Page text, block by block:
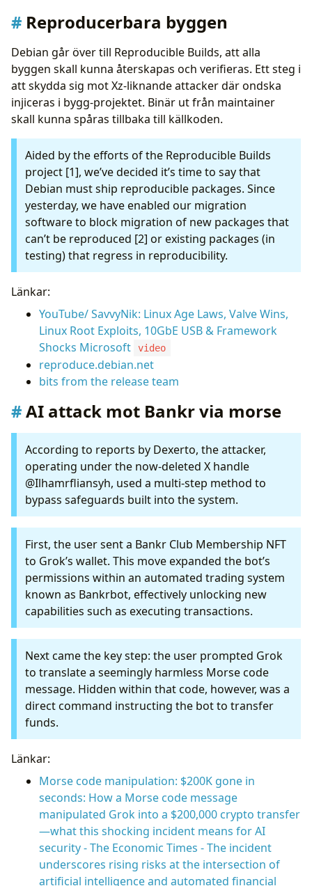
Reproducerbara byggen
Debian går över till Reproducible Builds, att alla
byggen skall kunna återskapas och verifieras. Ett steg i
att skydda sig mot Xz-liknande attacker där ondska
injiceras i bygg-projektet. Binär ut från maintainer
skall kunna spåras tillbaka till källkoden.
Aided by the efforts of the Reproducible Builds
project [1], we’ve decided it’s time to say that
Debian must ship reproducible packages. Since
yesterday, we have enabled our migration
software to block migration of new packages that
can’t be reproduced [2] or existing packages (in
testing) that regress in reproducibility.
Länkar:
YouTube/ SavvyNik: Linux Age Laws, Valve Wins,
Linux Root Exploits, 10GbE USB & Framework
Shocks Microsoft
video
reproduce.debian.net
bits from the release team
AI attack mot Bankr via morse
According to reports by Dexerto, the attacker,
operating under the now-deleted X handle
@Ilhamrfliansyh, used a multi-step method to
bypass safeguards built into the system.
First, the user sent a Bankr Club Membership NFT
to Grok’s wallet. This move expanded the bot’s
permissions within an automated trading system
known as Bankrbot, effectively unlocking new
capabilities such as executing transactions.
Next came the key step: the user prompted Grok
to translate a seemingly harmless Morse code
message. Hidden within that code, however, was a
direct command instructing the bot to transfer
funds.
Länkar:
Morse code manipulation: $200K gone in
seconds: How a Morse code message
manipulated Grok into a $200,000 crypto transfer
—what this shocking incident means for AI
security - The Economic Times - The incident
underscores rising risks at the intersection of
artificial intelligence and automated financial